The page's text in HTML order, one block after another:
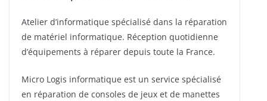
Atelier d’informatique spécialisé dans la réparation
de matériel informatique. Réception quotidienne
d’équipements à réparer depuis toute la France.
Micro Logis informatique est un service spécialisé
en réparation de consoles de jeux et de manettes